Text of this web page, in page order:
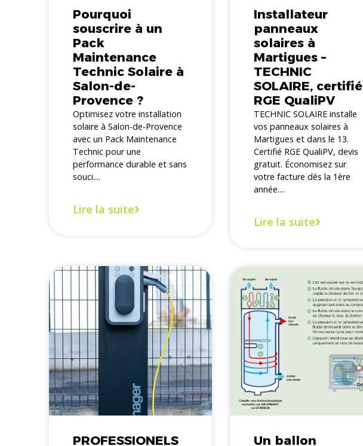
Pourquoi
souscrire à un
Pack
Maintenance
Technic Solaire à
Salon-de-
Provence ?
Optimisez votre installation
solaire à Salon-de-Provence
avec un Pack Maintenance
Technic pour une
performance durable et sans
souci....
Lire la suite
Installateur
panneaux
solaires à
Martigues –
TECHNIC
SOLAIRE, certifié
RGE QualiPV
TECHNIC SOLAIRE installe
vos panneaux solaires à
Martigues et dans le 13.
Certifié RGE QualiPV, devis
gratuit. Économisez sur
votre facture dès la 1ère
année....
Lire la suite
PROFESSIONELS Un ballon